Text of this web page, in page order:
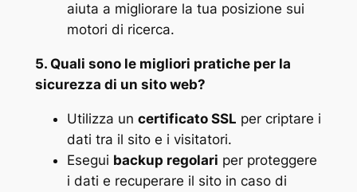
aiuta a migliorare la tua posizione sui
motori di ricerca​.
5. Quali sono le migliori pratiche per la
sicurezza di un sito web?
Utilizza un certificato SSL per criptare i
dati tra il sito e i visitatori.
Esegui backup regolari per proteggere
i dati e recuperare il sito in caso di